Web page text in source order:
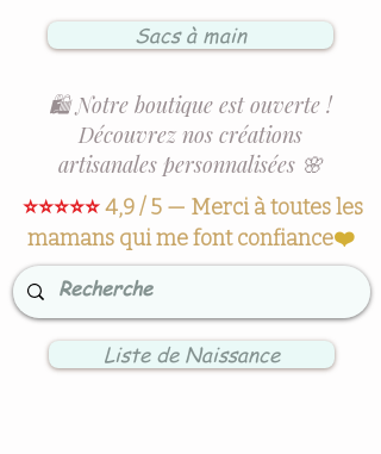
Sacs à main
🛍️ Notre boutique est ouverte !
Découvrez nos créations
artisanales personnalisées 🌸
⭐⭐⭐⭐⭐4,9 / 5 — Merci à toutes les
mamans qui me font confiance❤️
Liste de Naissance